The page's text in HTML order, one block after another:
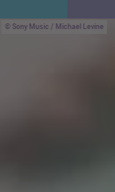
Sony Music / Michael Levine